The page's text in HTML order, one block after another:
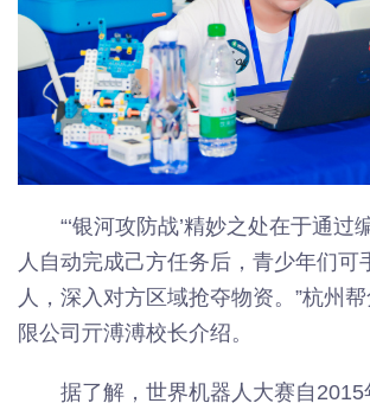
“‘银河攻防战’精妙之处在于通过
人自动完成己方任务后，青少年们可
人，深入对方区域抢夺物资。”杭州
限公司亓溥溥校长介绍。
据了解，世界机器人大赛自